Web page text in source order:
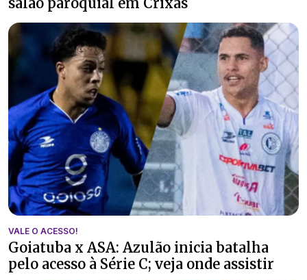
VALE O ACESSO!
Goiatuba x ASA: Azulão inicia batalha
pelo acesso à Série C; veja onde assistir